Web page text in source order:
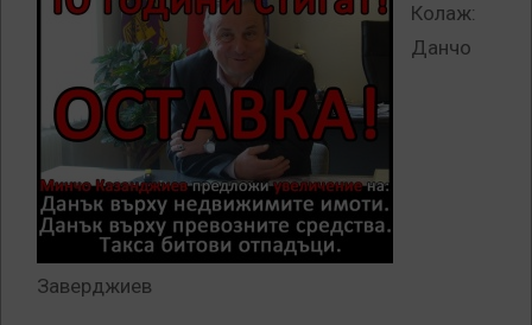
Колаж:
Данчо
Заверджиев